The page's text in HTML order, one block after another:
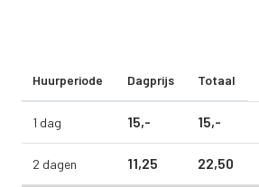
Huurperiode Dagprijs Totaal
1 dag 15,- 15,-
2 dagen 11,25 22,50